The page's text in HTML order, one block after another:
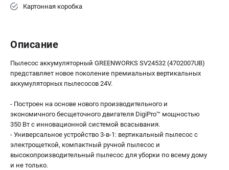
Картонная коробка
Описание
Пылесос аккумуляторный GREENWORKS SV24532 (4702007UB)
представляет новое поколение премиальных вертикальных
аккумуляторных пылесосов 24V.
- Построен на основе нового производительного и
экономичного бесщеточного двигателя DigiPro™ мощностью
350 Вт с инновационной системой всасывания.
- Универсальное устройство 3-в-1: вертикальный пылесос с
электрощеткой, компактный ручной пылесос и
высокопроизводительный пылесос для уборки по всему дому
и не только.